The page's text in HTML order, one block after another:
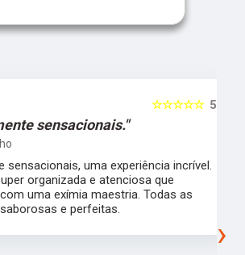
5
☆☆☆☆☆
de primeira qualidade."
Daineze
primeira qualidade, super
o casamento da minha filha no dia
pizzas saborosas, produtos de
equipe atenciosa, fomos muito
ao Magníficos Pizza pelo
›